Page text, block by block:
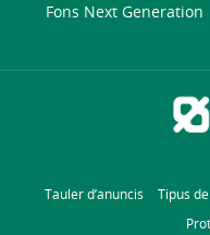
Fons Next Generation
Tauler d’anuncis Tipus